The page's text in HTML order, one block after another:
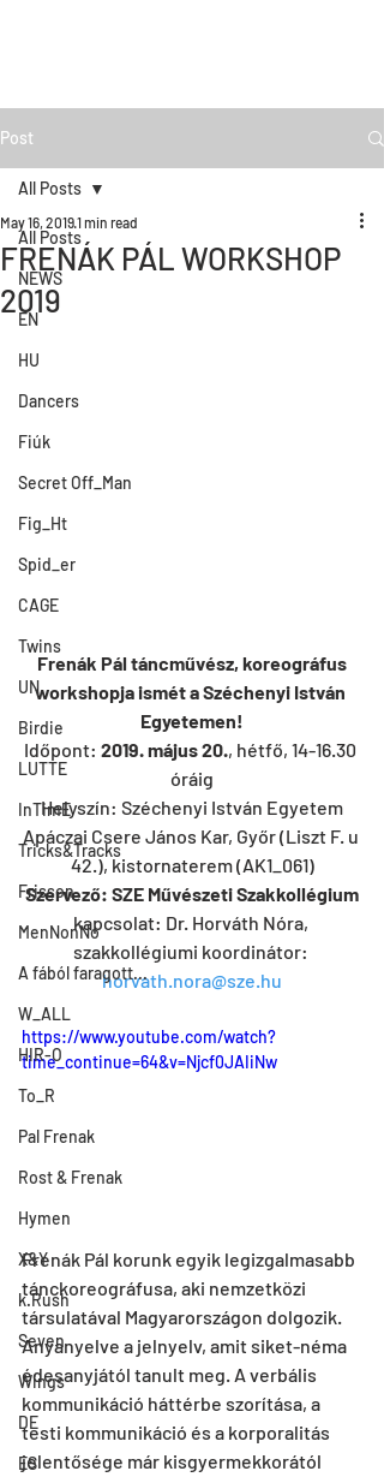
Post
All Posts
NEWS
EN
HU
Dancers
Fiúk
Secret Off_Man
Fig_Ht
Spid_er
CAGE
Twins
UN
Birdie
LUTTE
InTimE
Tricks&Tracks
Frisson
MenNonNo
A fából faragott...
W_ALL
HIR-O
To_R
Pal Frenak
Rost & Frenak
Hymen
X&Y
k.Rush
Seven
Wings
DE
ES
All Posts
FRENÁK PÁL WORKSHOP
2019
May 16, 20191 min read
Frenák Pál táncművész, koreográfus
workshopja ismét a Széchenyi István
Egyetemen!
Időpont: 2019. május 20., hétfő, 14-16.30
óráig
Helyszín: Széchenyi István Egyetem
Apáczai Csere János Kar, Győr (Liszt F. u
42.), kistornaterem (AK1_061)
Szervező: SZE Művészeti Szakkollégium
kapcsolat: Dr. Horváth Nóra,
szakkollégiumi koordinátor:
horvath.nora@sze.hu
https://www.youtube.com/watch?
time_continue=64&v=Njcf0JAIiNw
Frenák Pál korunk egyik legizgalmasabb
tánckoreográfusa, aki nemzetközi
társulatával Magyarországon dolgozik.
Anyanyelve a jelnyelv, amit siket-néma
édesanyjától tanult meg. A verbális
kommunikáció háttérbe szorítása, a
testi kommunikáció és a korporalitás
jelentősége már kisgyermekkorától